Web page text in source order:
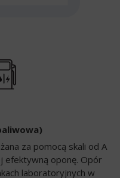
za pomocą skali od A
efektywną oponę. Opór
laboratoryjnych w